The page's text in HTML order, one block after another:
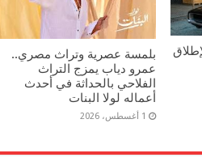
بلمسة عصرية وتراث مصري..
عمرو دياب يمزج التراث
الفلاحي بالحداثة في أحدث
أعماله لولا البنات
1 أغسطس، 2026